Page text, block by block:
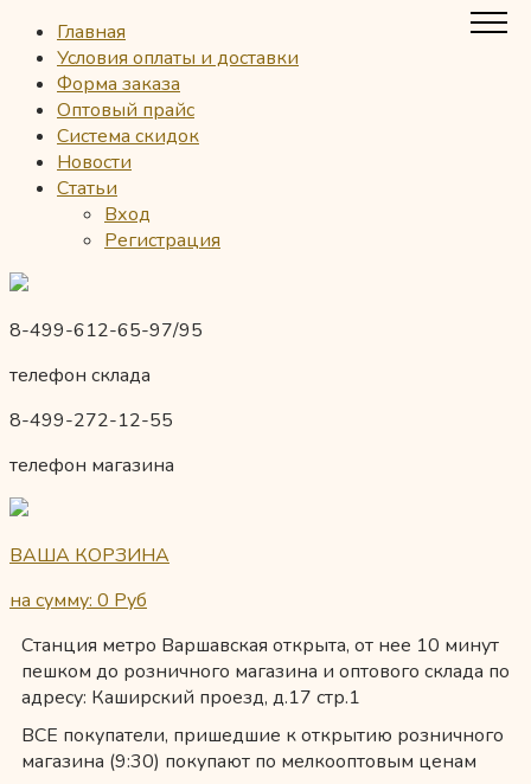
Главная
Условия оплаты и доставки
Форма заказа
Оптовый прайс
Система скидок
Новости
Статьи
Вход
Регистрация
8-499-612-65-97/95
телефон склада
8-499-272-12-55
телефон магазина
ВАША КОРЗИНА
на сумму: 0 Руб
Станция метро Варшавская открыта, от нее 10 минут
пешком до розничного магазина и оптового склада по
адресу: Каширский проезд, д.17 стр.1
ВСЕ покупатели, пришедшие к открытию розничного
магазина (9:30) покупают по мелкооптовым ценам